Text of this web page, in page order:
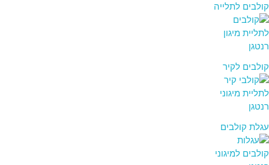
קולבים לתלייה
קולבים לקיר
עגלת קולבים